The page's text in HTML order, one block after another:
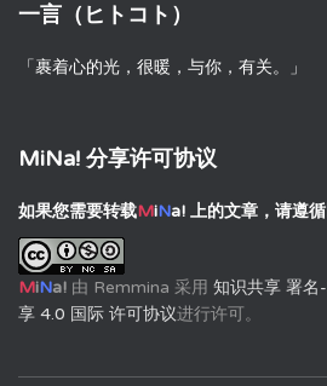
一言（ヒトコト）
「裹着心的光，很暖，与你，有关。」
MiNa! 分享许可协议
如果您需要转载MiNa! 上的文章，请遵
MiNa! 由 Remmina 采用 知识共享 署名
享 4.0 国际 许可协议进行许可。